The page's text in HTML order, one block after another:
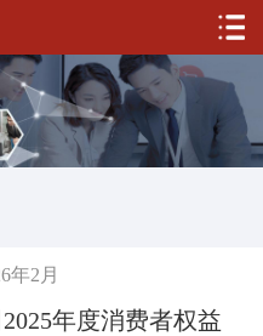
年2月
年度消费者权益